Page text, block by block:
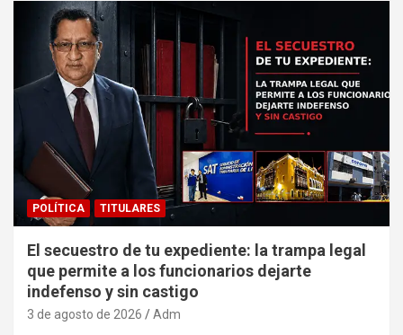
POLÍTICA TITULARES
El secuestro de tu expediente: la trampa legal
que permite a los funcionarios dejarte
indefenso y sin castigo
3 de agosto de 2026 Adm